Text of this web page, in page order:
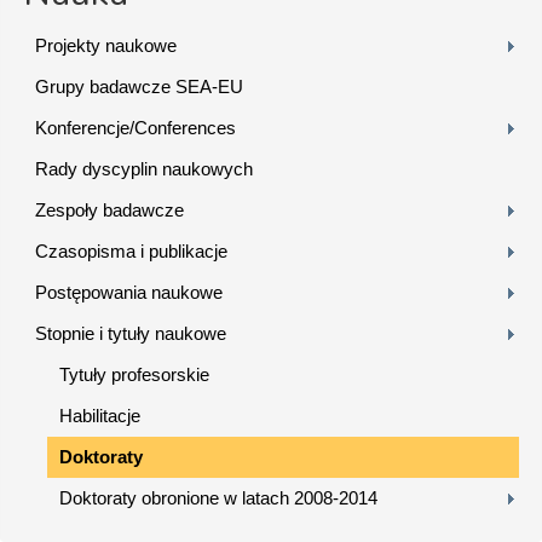
Projekty naukowe
Grupy badawcze SEA-EU
Konferencje/Conferences
Rady dyscyplin naukowych
Zespoły badawcze
Czasopisma i publikacje
Postępowania naukowe
Stopnie i tytuły naukowe
Tytuły profesorskie
Habilitacje
Doktoraty
Doktoraty obronione w latach 2008-2014